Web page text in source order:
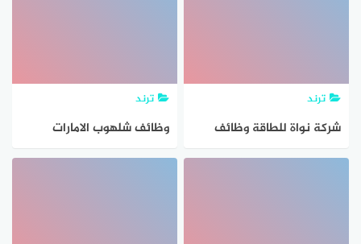
ترند
شركة نواة للطاقة وظائف
الامارات للمواطنين والوافدين
ترند
وظائف شلهوب الامارات
للمواطنين والوافدين 2021